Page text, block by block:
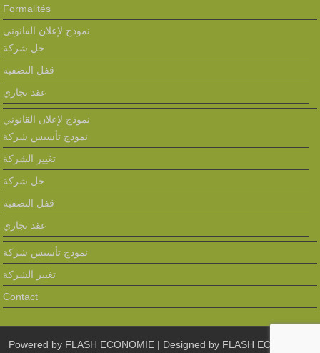
Formalités
نموذج لإعلان القانوني
حل شركة
قفل التصفية
عقد تجاري
نموذج لإعلان القانوني
نمودج تأسيس شركة
تغيير الشركة
حل شركة
قفل التصفية
عقد تجاري
نمودج تأسيس شركة
تغيير الشركة
Contact
Powered by FLASH ECONOMIE | Designed by FLASH ECONOMIE